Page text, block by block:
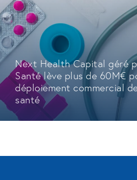
Next Health Capital géré
Santé lève plus de 60M€
déploiement commercial
santé